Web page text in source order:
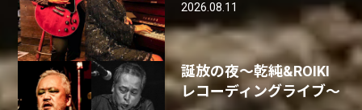
2026.08.11
誕放の夜〜乾純&ROIKI
レコーディングライブ〜